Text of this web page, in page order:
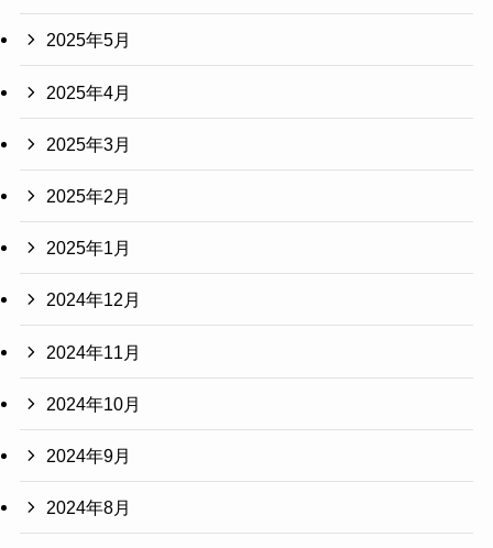
2025年5月
2025年4月
2025年3月
2025年2月
2025年1月
2024年12月
2024年11月
2024年10月
2024年9月
2024年8月